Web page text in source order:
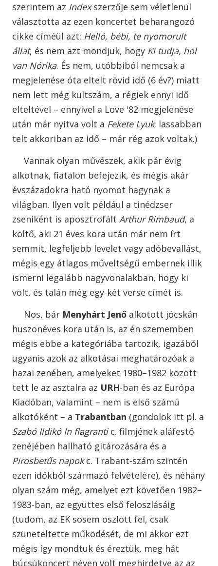
szerintem az Indexszerzője sem véletlenül
választotta az ezen koncertet beharangozó
cikke címéül azt: Helló, bébi, te nyomorult
állat, és nem azt mondjuk, hogy Ki tudja, hol
van Nórika. És nem, utóbbiból nemcsak a
megjelenése óta eltelt rövid idő (6 év?) miatt
nem lett még kultszám, a régiek ennyi idő
elteltével – ennyivel a Love '82 megjelenése
után már nyitva volt a Fekete Lyuk; lassabban
telt akkoriban az idő – már rég azok voltak.)
Vannak olyan művészek, akik pár évig
alkotnak, fiatalon befejezik, és mégis akár
évszázadokra ható nyomot hagynak a
világban. Ilyen volt például a tinédzser
zseniként is aposztrofált Arthur Rimbaud, a
költő, aki 21 éves kora után már nem írt
semmit, legfeljebb levelet vagy adóbevallást,
mégis egy átlagos műveltségű embernek illik
ismerni legalább nagyvonalakban, hogy ki
volt, és talán még egy-két verse címét is.
Nos, bár Menyhárt Jenő alkotott jócskán
huszonéves kora után is, az én szememben
mégis ebbe a kategóriába tartozik, igazából
ugyanis azok az alkotásai meghatározóak a
hazai zenében, amelyeket 1980–1982 között
tett le az asztalra az URH-ban és az Európa
Kiadóban, valamint – nem is első számú
alkotóként – a Trabantban (gondolok itt pl. a
Szabó Ildikó In flagrantic. filmjének aláfestő
zenéjében hallható gitározására és a
Pirosbetűs napokc. Trabant-szám szintén
ezen időkből származó felvételére), és néhány
olyan szám még, amelyet ezt követően 1982–
1983-ban, az együttes első feloszlásáig
(tudom, az EK sosem oszlott fel, csak
szüneteltette működését, de mi akkor ezt
mégis így mondtuk és éreztük, meg hát
búcsúkoncert néven volt meghirdetve az az